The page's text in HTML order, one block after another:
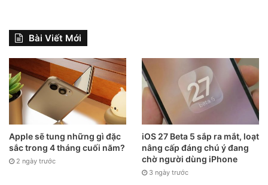
chung.
Bài Viết Mới
Apple sẽ tung những gì đặc
sắc trong 4 tháng cuối năm?
2 ngày trước
iOS 27 Beta 5 sắp ra mắt, loạt
nâng cấp đáng chú ý đang
chờ người dùng iPhone
3 ngày trước